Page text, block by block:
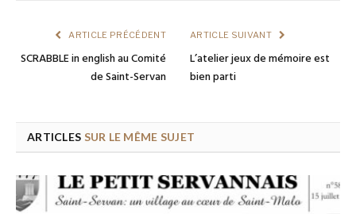
ARTICLE PRÉCÉDENT
SCRABBLE in english au Comité
de Saint-Servan
ARTICLE SUIVANT
L’atelier jeux de mémoire est
bien parti
ARTICLES SUR LE MÊME SUJET